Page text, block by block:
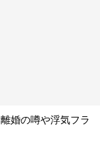
婚の噂や浮気フラ